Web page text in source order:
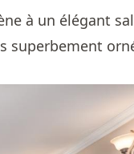
à un élégant
superbement